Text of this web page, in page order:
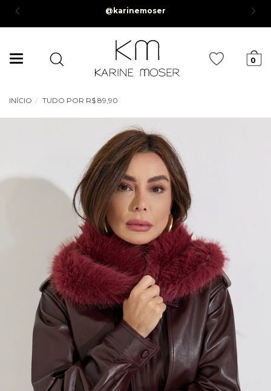
@karinemoser
Mudar
0
INÍCIO TUDO POR R$ 89,90